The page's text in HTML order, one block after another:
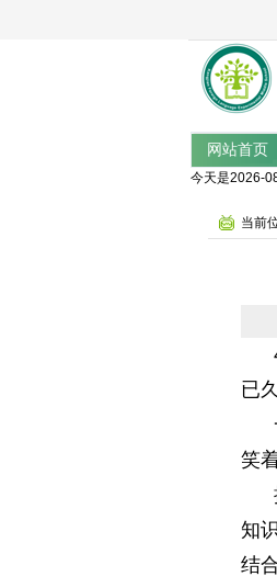
网站首页
今天是2026-
当前
4
已
一
笑
接
知
结